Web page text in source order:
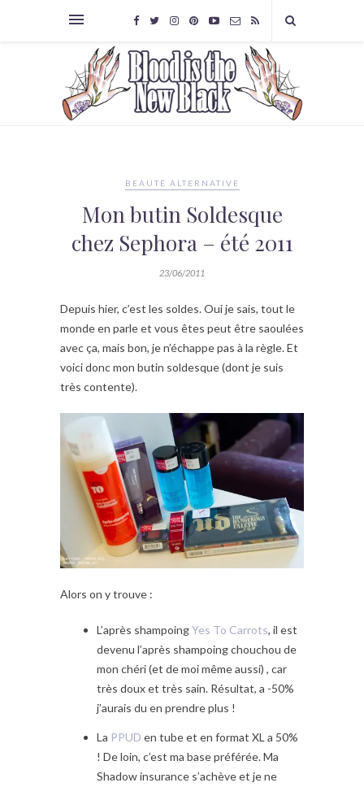
BEAUTÉ ALTERNATIVE
Mon butin Soldesque
chez Sephora – été 2011
23/06/2011
Depuis hier, c’est les soldes. Oui je sais, tout le
monde en parle et vous êtes peut être saoulées
avec ça, mais bon, je n’échappe pas à la règle. Et
voici donc mon butin soldesque (dont je suis
très contente).
Alors on y trouve :
L’après shampoingYes To Carrots, il est
devenu l’après shampoing chouchou de
mon chéri (et de moi même aussi) , car
très doux et très sain. Résultat, a -50%
j’aurais du en prendre plus !
La PPUD en tube et en format XL a 50%
! De loin, c’est ma base préférée. Ma
Shadow insurance s’achève et je ne